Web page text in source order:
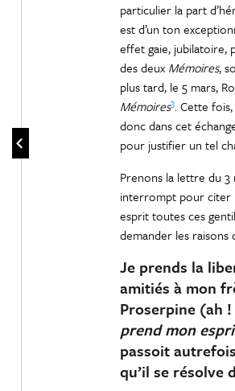
particulier la part
est d’un ton
effet gaie, jubilatoire,
des deux Mémoires,
plus tard, le 5 mars,
Mémoires3. Cette
donc dans cet
pour justifier un tel
Prenons la lettre du 3
interrompt pour citer
esprit toutes ces
demander les raisons
Je prends la
amitiés à mon
Proserpine (ah
prend mon
passoit
qu’il se résolve